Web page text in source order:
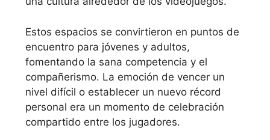
Estos espacios se convirtieron en puntos de
encuentro para jóvenes y adultos,
fomentando la sana competencia y el
compañerismo. La emoción de vencer un
nivel difícil o establecer un nuevo récord
personal era un momento de celebración
compartido entre los jugadores.